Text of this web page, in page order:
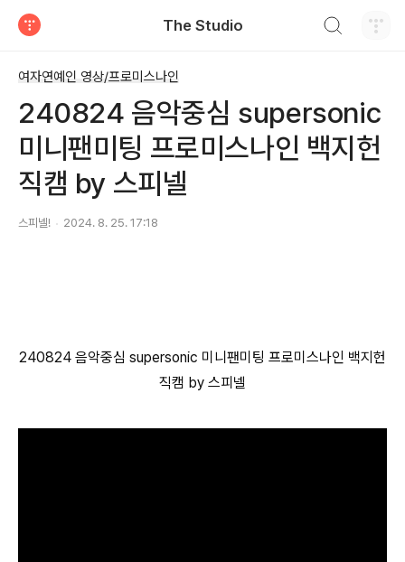
The Studio
여자연예인 영상/프로미스나인
240824 음악중심 supersonic
미니팬미팅 프로미스나인 백지헌
직캠 by 스피넬
스피넬! 2024. 8. 25. 17:18
240824 음악중심 supersonic 미니팬미팅 프로미스나인 백지헌
직캠 by 스피넬